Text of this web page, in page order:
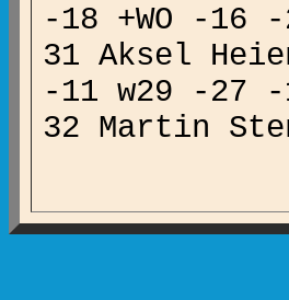
-18 +WO -
31 Aksel
-11 w29 -
32
0.0